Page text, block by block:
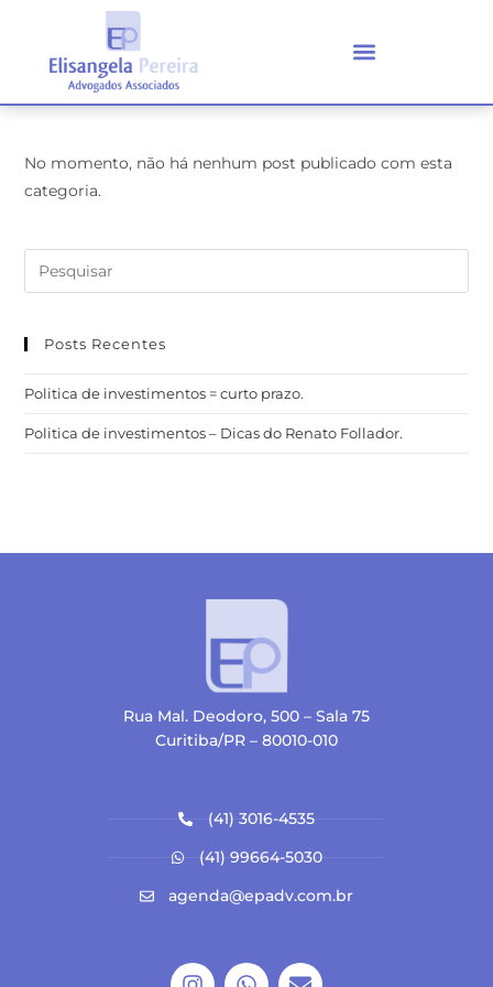
No momento, não há nenhum post publicado com esta
categoria.
Posts Recentes
Politica de investimentos = curto prazo.
Politica de investimentos – Dicas do Renato Follador.
Rua Mal. Deodoro, 500 – Sala 75
Curitiba/PR – 80010-010
(41) 3016-4535
(41) 99664-5030
agenda@epadv.com.br